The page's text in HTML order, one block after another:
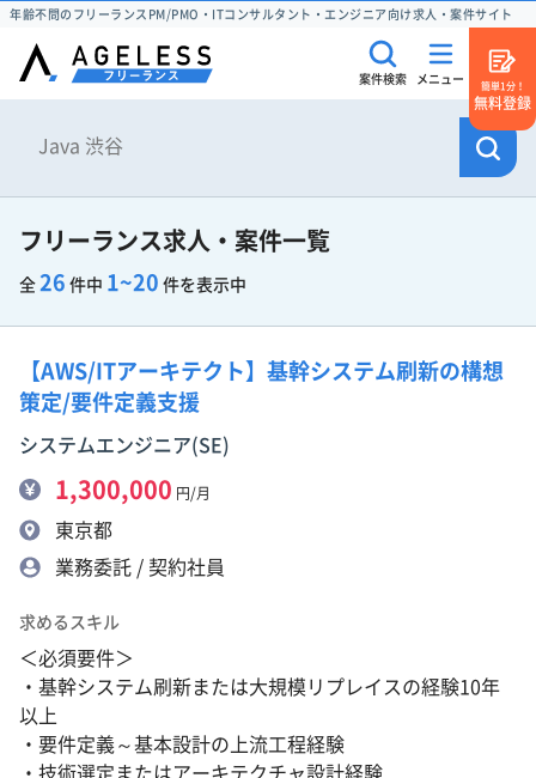
年齢不問のフリーランスPM/PMO・ITコンサルタント・エンジニア向け求人・案件サイト
案件検索 メニュー
簡単1分！
無料登録
フリーランス求人・案件一覧
全 26 件中 1~20 件を表示中
【AWS/ITアーキテクト】基幹システム刷新の構想
策定/要件定義支援
システムエンジニア(SE)
1,300,000 円/月
東京都
業務委託 / 契約社員
求めるスキル
＜必須要件＞
・基幹システム刷新または大規模リプレイスの経験10年
以上
・要件定義～基本設計の上流工程経験
・技術選定またはアーキテクチャ設計経験